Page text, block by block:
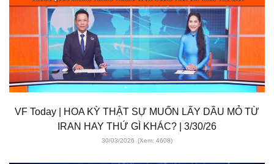
VF Today | HOA KỲ THẬT SỰ MUỐN LẤY DẦU MỎ TỪ
IRAN HAY THỨ GÌ KHÁC? | 3/30/26
30/03/2026 (Xem: 4608)